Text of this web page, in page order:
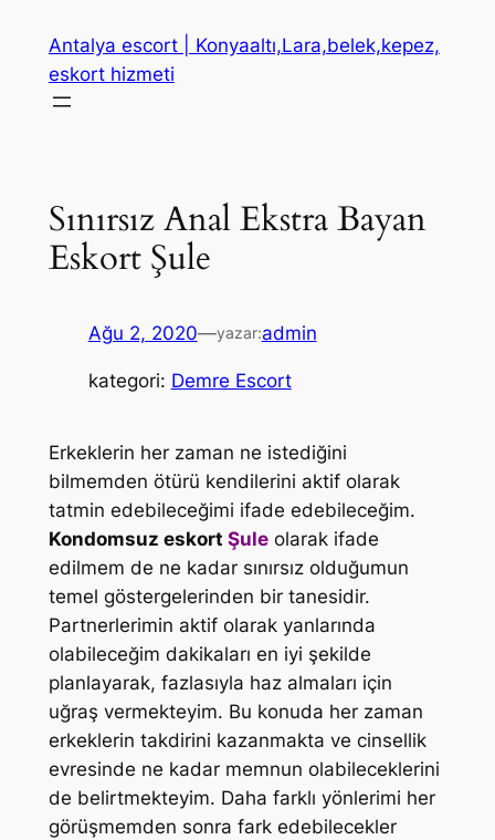
Antalya escort | Konyaaltı,Lara,belek,kepez,
eskort hizmeti
Sınırsız Anal Ekstra Bayan
Eskort Şule
Ağu 2, 2020—yazar:admin
kategori: Demre Escort
Erkeklerin her zaman ne istediğini
bilmemden ötürü kendilerini aktif olarak
tatmin edebileceğimi ifade edebileceğim.
Kondomsuz eskort Şuleolarak ifade
edilmem de ne kadar sınırsız olduğumun
temel göstergelerinden bir tanesidir.
Partnerlerimin aktif olarak yanlarında
olabileceğim dakikaları en iyi şekilde
planlayarak, fazlasıyla haz almaları için
uğraş vermekteyim. Bu konuda her zaman
erkeklerin takdirini kazanmakta ve cinsellik
evresinde ne kadar memnun olabileceklerini
de belirtmekteyim. Daha farklı yönlerimi her
görüşmemden sonra fark edebilecekler